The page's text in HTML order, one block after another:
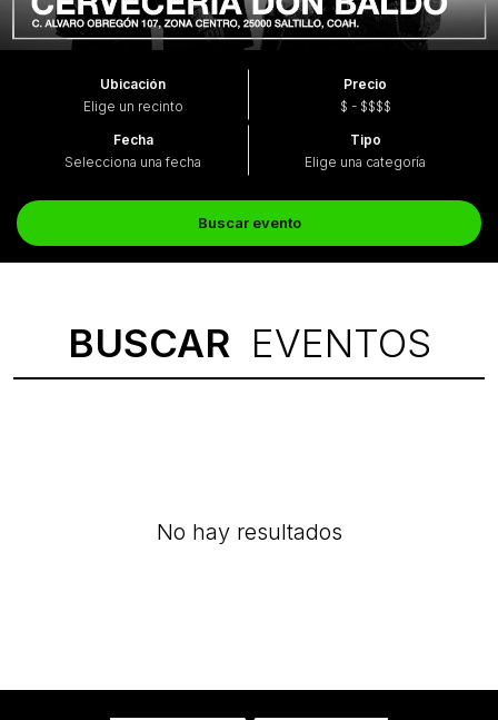
Ubicación
Elige un recinto
Precio
$ - $$$$
Fecha
Selecciona una fecha
Tipo
Elige una categoría
Buscar evento
BUSCAR EVENTOS
No hay resultados